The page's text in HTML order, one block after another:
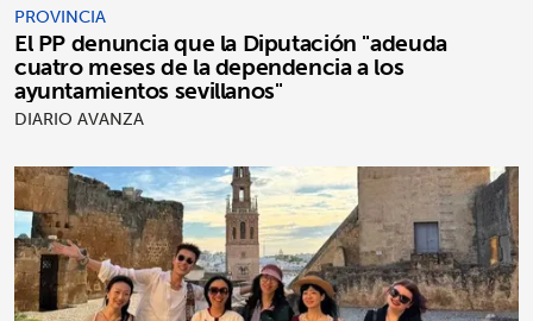
PROVINCIA
El PP denuncia que la Diputación "adeuda
cuatro meses de la dependencia a los
ayuntamientos sevillanos"
DIARIO AVANZA